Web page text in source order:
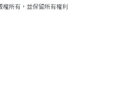
所有，並保留所有權利